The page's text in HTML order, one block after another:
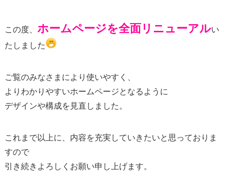
この度、 ホームページを全面リニューアルい
たしました
ご覧のみなさまにより使いやすく、
よりわかりやすいホームページとなるように
デザインや構成を見直しました。
これまで以上に、内容を充実していきたいと思っておりま
すので
引き続きよろしくお願い申し上げます。